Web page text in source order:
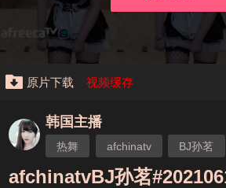
原片下载 视频缓存
韩国主播
热舞 afchinatv BJ孙茗
afchinatvBJ孙茗
本站大事件(19j网站发